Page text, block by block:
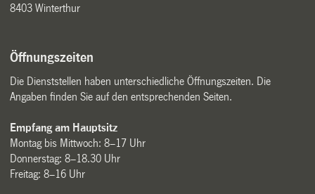
8403 Winterthur
Öffnungszeiten
Die Dienststellen haben unterschiedliche Öffnungszeiten. Die
Angaben finden Sie auf den entsprechenden Seiten.
Empfang am Hauptsitz
Montag bis Mittwoch: 8–17 Uhr
Donnerstag: 8–18.30 Uhr
Freitag: 8–16 Uhr